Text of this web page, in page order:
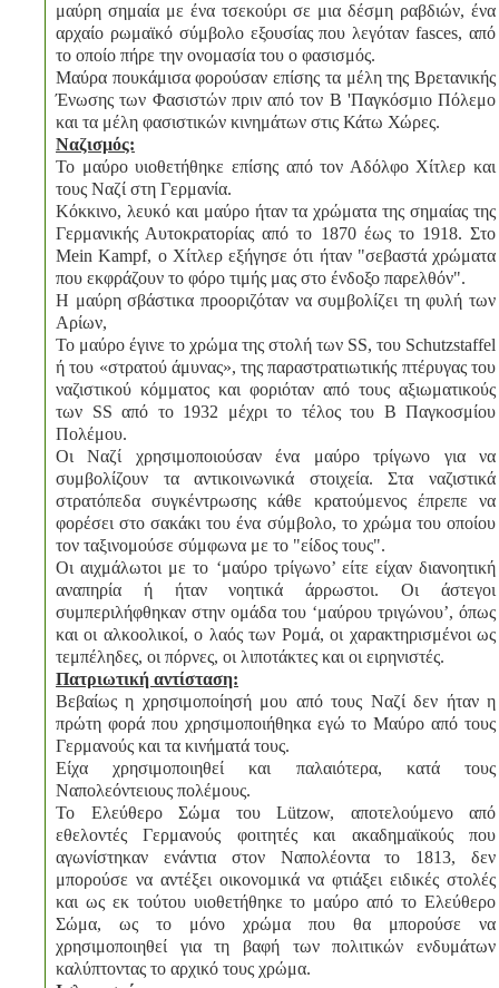
μαύρη σημαία με ένα τσεκούρι σε μια δέσμη ραβδιών, ένα
αρχαίο ρωμαϊκό σύμβολο εξουσίας που λεγόταν fasces, από
το οποίο πήρε την ονομασία του ο φασισμός.
Μαύρα πουκάμισα φορούσαν επίσης τα μέλη της Βρετανικής
Ένωσης των Φασιστών πριν από τον Β 'Παγκόσμιο Πόλεμο
και τα μέλη φασιστικών κινημάτων στις Κάτω Χώρες.
Ναζισμός:
Το μαύρο υιοθετήθηκε επίσης από τον Αδόλφο Χίτλερ και
τους Ναζί στη Γερμανία.
Κόκκινο, λευκό και μαύρο ήταν τα χρώματα της σημαίας της
Γερμανικής Αυτοκρατορίας από το 1870 έως το 1918. Στο
Mein Kampf, ο Χίτλερ εξήγησε ότι ήταν "σεβαστά χρώματα
που εκφράζουν το φόρο τιμής μας στο ένδοξο παρελθόν".
Η μαύρη σβάστικα προοριζόταν να συμβολίζει τη φυλή των
Αρίων,
Το μαύρο έγινε το χρώμα της στολή των SS, του Schutzstaffel
ή του «στρατού άμυνας», της παραστρατιωτικής πτέρυγας του
ναζιστικού κόμματος και φοριόταν από τους αξιωματικούς
των SS από το 1932 μέχρι το τέλος του Β Παγκοσμίου
Πολέμου.
Οι Ναζί χρησιμοποιούσαν ένα μαύρο τρίγωνο για να
συμβολίζουν τα αντικοινωνικά στοιχεία. Στα ναζιστικά
στρατόπεδα συγκέντρωσης κάθε κρατούμενος έπρεπε να
φορέσει στο σακάκι του ένα σύμβολο, το χρώμα του οποίου
τον ταξινομούσε σύμφωνα με το "είδος τους".
Οι αιχμάλωτοι με το ‘μαύρο τρίγωνο’ είτε είχαν διανοητική
αναπηρία ή ήταν νοητικά άρρωστοι. Οι άστεγοι
συμπεριλήφθηκαν στην ομάδα του ‘μαύρου τριγώνου’, όπως
και οι αλκοολικοί, ο λαός των Ρομά, οι χαρακτηρισμένοι ως
τεμπέληδες, οι πόρνες, οι λιποτάκτες και οι ειρηνιστές.
Πατριωτική αντίσταση:
Βεβαίως η χρησιμοποίησή μου από τους Ναζί δεν ήταν η
πρώτη φορά που χρησιμοποιήθηκα εγώ το Μαύρο από τους
Γερμανούς και τα κινήματά τους.
Είχα χρησιμοποιηθεί και παλαιότερα, κατά τους
Ναπολεόντειους πολέμους.
Το Ελεύθερο Σώμα του Lützow, αποτελούμενο από
εθελοντές Γερμανούς φοιτητές και ακαδημαϊκούς που
αγωνίστηκαν ενάντια στον Ναπολέοντα το 1813, δεν
μπορούσε να αντέξει οικονομικά να φτιάξει ειδικές στολές
και ως εκ τούτου υιοθετήθηκε το μαύρο από το Ελεύθερο
Σώμα, ως το μόνο χρώμα που θα μπορούσε να
χρησιμοποιηθεί για τη βαφή των πολιτικών ενδυμάτων
καλύπτοντας το αρχικό τους χρώμα.